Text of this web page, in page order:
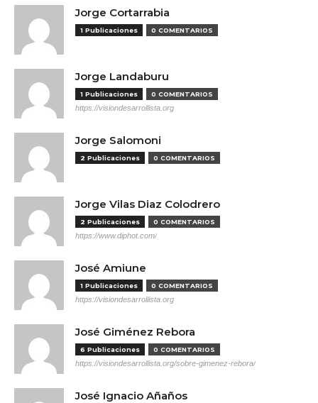
Jorge Cortarrabia
1 Publicaciones 0 COMENTARIOS
Jorge Landaburu
1 Publicaciones 0 COMENTARIOS
https://visiondesarrollista.org
Jorge Salomoni
2 Publicaciones 0 COMENTARIOS
Jorge Vilas Diaz Colodrero
2 Publicaciones 0 COMENTARIOS
https://www.diphot.com/
José Amiune
1 Publicaciones 0 COMENTARIOS
https://visiondesarrollista.org
José Giménez Rebora
6 Publicaciones 0 COMENTARIOS
https://visiondesarrollista.org/sobre-gimenez-rebora/
José Ignacio Añaños